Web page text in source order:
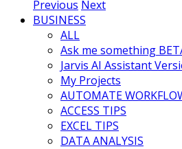
Previous Next
BUSINESS
ALL
Ask me something
Jarvis AI Assistant
My Projects
AUTOMATE
ACCESS TIPS
EXCEL TIPS
DATA ANALYSIS